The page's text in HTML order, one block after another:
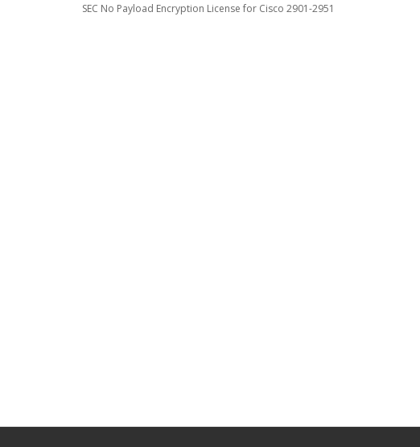
SEC No Payload Encryption License for Cisco 2901-2951